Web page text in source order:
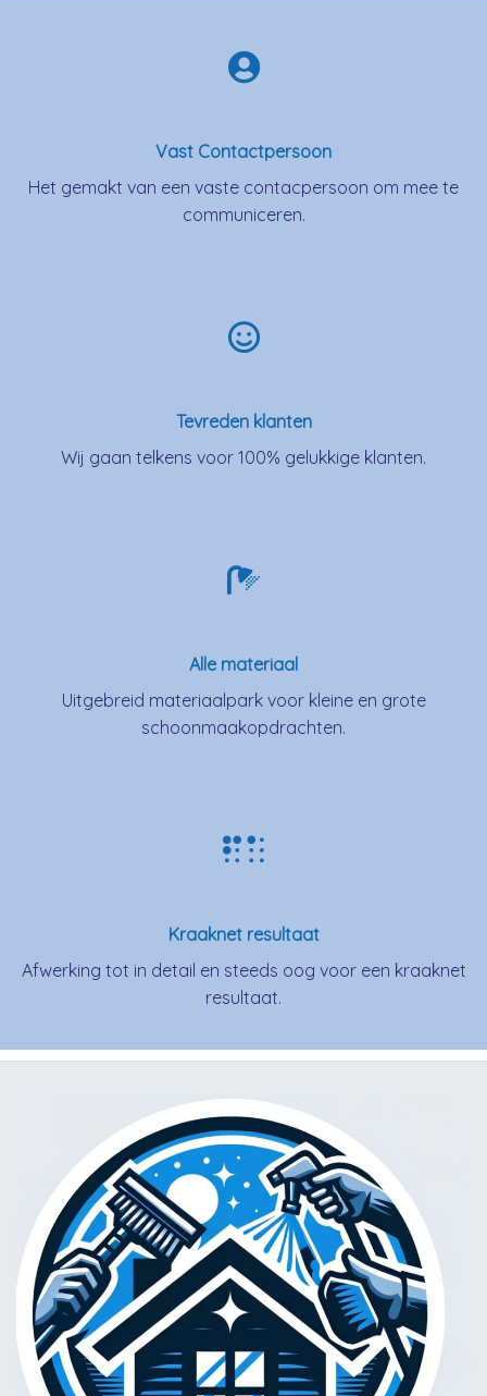
Vast Contactpersoon
Het gemakt van een vaste contacpersoon om mee te
communiceren.
Tevreden klanten
Wij gaan telkens voor 100% gelukkige klanten.
Alle materiaal
Uitgebreid materiaalpark voor kleine en grote
schoonmaakopdrachten.
Kraaknet resultaat
Afwerking tot in detail en steeds oog voor een kraaknet
resultaat.